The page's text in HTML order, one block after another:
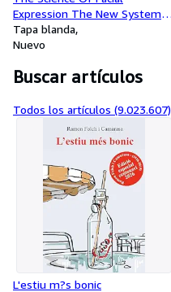
Expression The New System
Of Diagnosis, Based On
Original Researches And
Tapa blanda
Nuevo
Buscar artículos
Todos los artículos (9.023.607)
L'estiu m?s bonic